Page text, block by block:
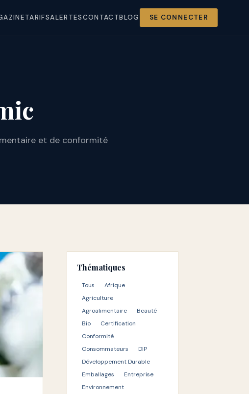
TARIFSALERTESCONTACTBLOG SE CONNECTER
et de conformité
Thématiques
Tous
Afrique
Agriculture
Agroalimentaire
Beauté
Bio
Certification
Conformité
Consommateurs
DIP
Développement Durable
Emballages
Entreprise
Environnement